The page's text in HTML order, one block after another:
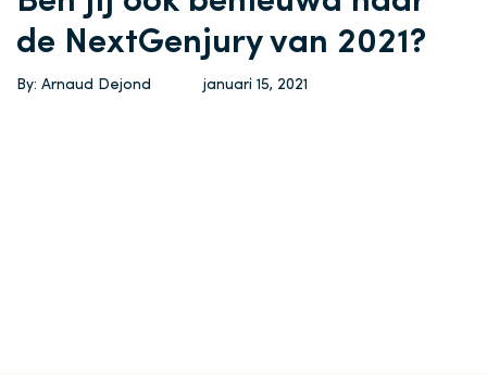
de NextGenjury van 2021?
By: Arnaud Dejond januari 15, 2021